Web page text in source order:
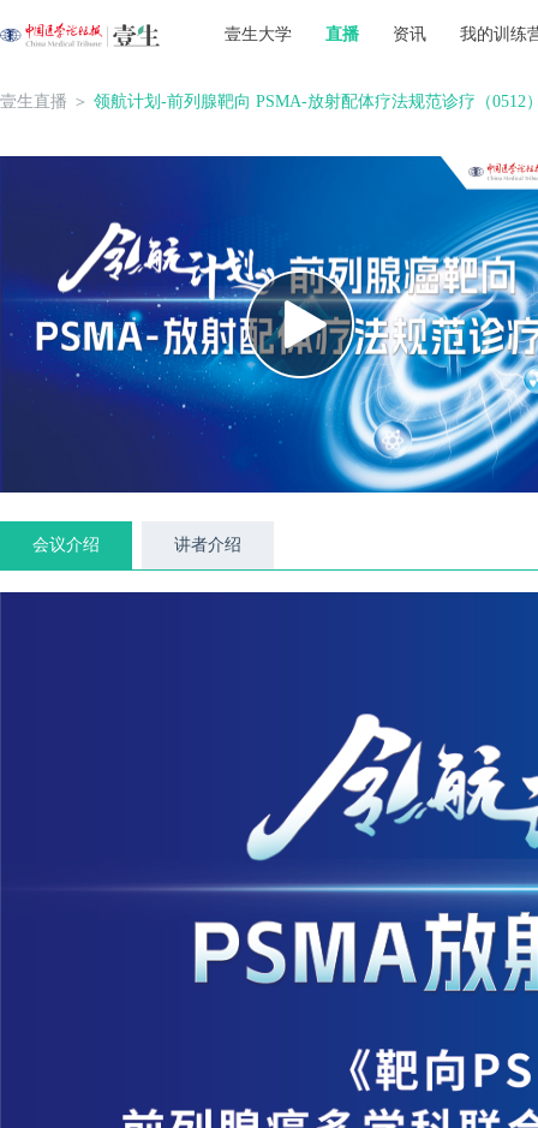
壹生大学 直播 资讯 我的训练
壹生直播 ＞ 领航计划-前列腺靶向 PSMA-放射配体疗法规范诊疗（0512
会议介绍 讲者介绍